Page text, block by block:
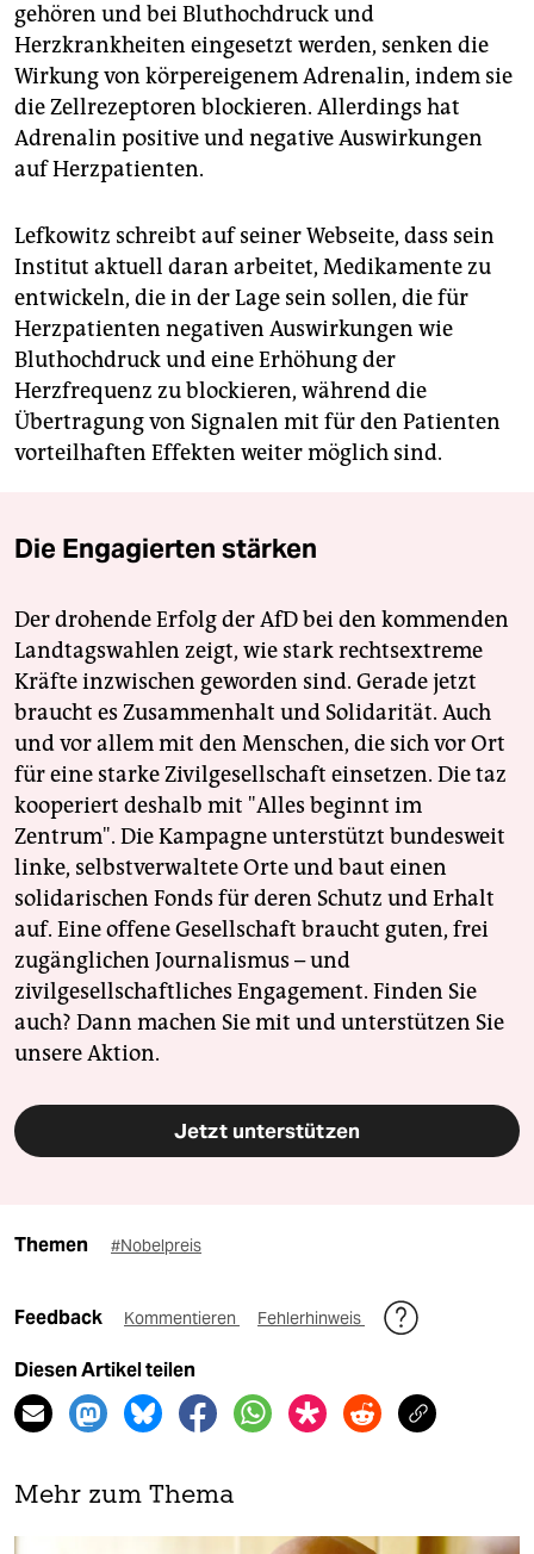
gehören und bei Bluthochdruck und
Herzkrankheiten eingesetzt werden, senken die
Wirkung von körpereigenem Adrenalin, indem sie
die Zellrezeptoren blockieren. Allerdings hat
Adrenalin positive und negative Auswirkungen
auf Herzpatienten.
Lefkowitz schreibt auf seiner Webseite, dass sein
Institut aktuell daran arbeitet, Medikamente zu
entwickeln, die in der Lage sein sollen, die für
Herzpatienten negativen Auswirkungen wie
Bluthochdruck und eine Erhöhung der
Herzfrequenz zu blockieren, während die
Übertragung von Signalen mit für den Patienten
vorteilhaften Effekten weiter möglich sind.
Die Engagierten stärken
Der drohende Erfolg der AfD bei den kommenden
Landtagswahlen zeigt, wie stark rechtsextreme
Kräfte inzwischen geworden sind. Gerade jetzt
braucht es Zusammenhalt und Solidarität. Auch
und vor allem mit den Menschen, die sich vor Ort
für eine starke Zivilgesellschaft einsetzen. Die taz
kooperiert deshalb mit "Alles beginnt im
Zentrum". Die Kampagne unterstützt bundesweit
linke, selbstverwaltete Orte und baut einen
solidarischen Fonds für deren Schutz und Erhalt
auf. Eine offene Gesellschaft braucht guten, frei
zugänglichen Journalismus – und
zivilgesellschaftliches Engagement. Finden Sie
auch? Dann machen Sie mit und unterstützen Sie
unsere Aktion.
Jetzt unterstützen
Themen #Nobelpreis
Feedback Kommentieren Fehlerhinweis
Diesen Artikel teilen
Mehr zum Thema